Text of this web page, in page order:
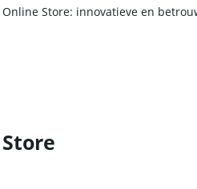
Store: innovatieve en